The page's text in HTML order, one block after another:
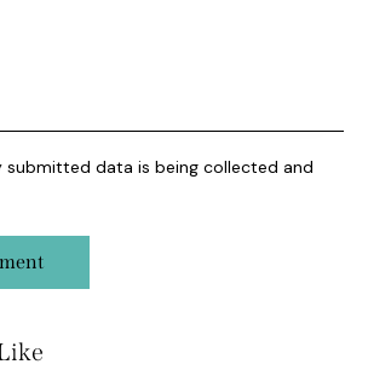
submitted data is being collected and